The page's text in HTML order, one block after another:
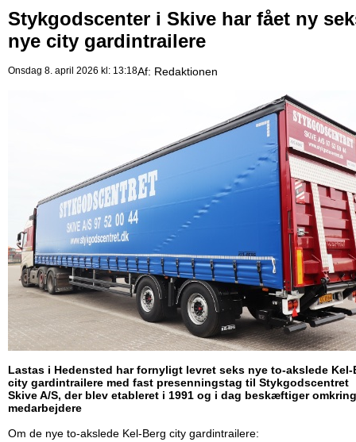
Stykgodscenter i Skive har fået ny
nye city gardintrailere
Onsdag 8. april 2026 kl: 13:18Af: Redaktionen
Lastas i Hedensted har fornyligt levret seks nye to-akslede Kel-
city gardintrailere med fast presenningstag til Stykgodscentret
Skive A/S, der blev etableret i 1991 og i dag beskæftiger
medarbejdere
Om de nye to-akslede Kel-Berg city gardintrailere: